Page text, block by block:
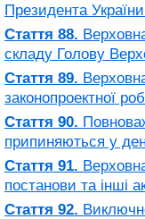
Президента
Стаття 88.
складу Голову
Стаття 89.
законопроектної
Стаття 90.
припиняються у
Стаття 91.
постанови та інші
Стаття 92.